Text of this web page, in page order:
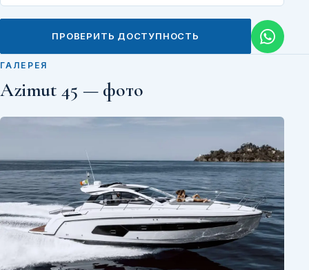
ПРОВЕРИТЬ ДОСТУПНОСТЬ
ГАЛЕРЕЯ
Azimut 45 — фото